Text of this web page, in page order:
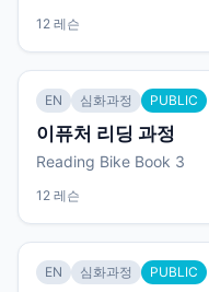
12 레슨
EN 심화과정 PUBLIC
이퓨처 리딩 과정
Reading Bike Book 3
12 레슨
EN 심화과정 PUBLIC